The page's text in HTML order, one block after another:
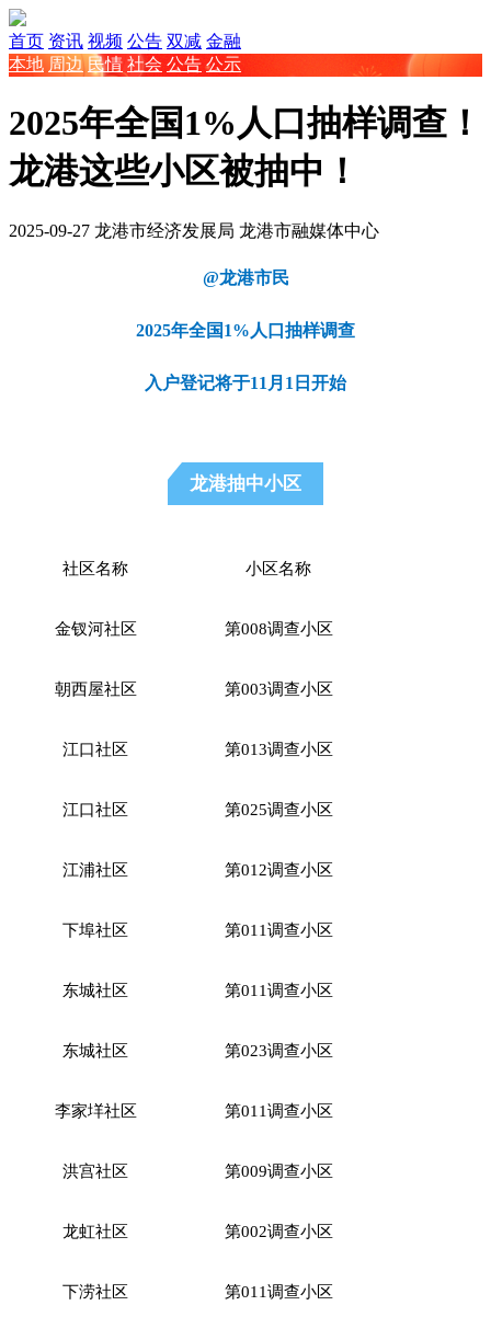
首页 资讯 视频 公告 双减 金融
本地 周边 民情 社会 公告 公示
2025年全国1%人口抽样调查！
龙港这些小区被抽中！
2025-09-27 龙港市经济发展局 龙港市融媒体中心
@龙港市民
2025年全国1% 人口抽样调查
入户登记将于11月1日开始
龙港抽中小区
社区名称 小区名称
金钗河社区 第008调查小区
朝西屋社区 第003调查小区
江口社区 第013调查小区
江口社区 第025调查小区
江浦社区 第012调查小区
下埠社区 第011调查小区
东城社区 第011调查小区
东城社区 第023调查小区
李家垟社区 第011调查小区
洪宫社区 第009调查小区
龙虹社区 第002调查小区
下涝社区 第011调查小区